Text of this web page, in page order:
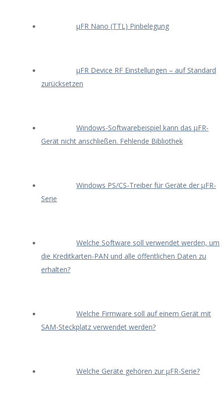
μFR Nano (TTL) Pinbelegung
μFR Device RF Einstellungen – auf Standard
zurücksetzen
Windows-Softwarebeispiel kann das μFR-
Gerät nicht anschließen. Fehlende Bibliothek
Windows PS/CS-Treiber für Geräte der μFR-
Serie
Welche Software soll verwendet werden, um
die Kreditkarten-PAN und alle öffentlichen Daten zu
erhalten?
Welche Firmware soll auf einem Gerät mit
SAM-Steckplatz verwendet werden?
Welche Geräte gehören zur μFR-Serie?